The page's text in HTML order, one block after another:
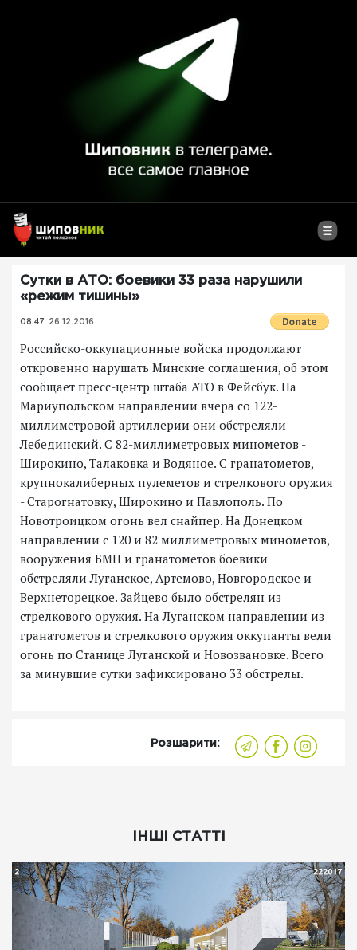
Сутки в АТО: боевики 33 раза нарушили
«режим тишины»
08:47 26.12.2016
Российско-оккупационные войска продолжают
откровенно нарушать Минские соглашения, об этом
сообщает пресс-центр штаба АТО в Фейсбук. На
Мариупольском направлении вчера со 122-
миллиметровой артиллерии они обстреляли
Лебединский. С 82-миллиметровых минометов -
Широкино, Талаковка и Водяное. С гранатометов,
крупнокалиберных пулеметов и стрелкового оружия
- Старогнатовку, Широкино и Павлополь. По
Новотроицком огонь вел снайпер. На Донецком
направлении с 120 и 82 миллиметровых минометов,
вооружения БМП и гранатометов боевики
обстреляли Луганское, Артемово, Новгородское и
Верхнеторецкое. Зайцево было обстрелян из
стрелкового оружия. На Луганском направлении из
гранатометов и стрелкового оружия оккупанты вели
огонь по Станице Луганской и Новозвановке. Всего
за минувшие сутки зафиксировано 33 обстрелы.
Розшарити:
ІНШІ СТАТТІ